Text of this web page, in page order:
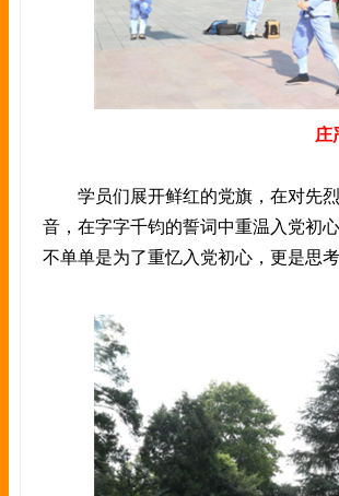
庄
学员们展开鲜红的党旗，在对先烈
音，在字字千钧的誓词中重温入党初
不单单是为了重忆入党初心，更是思